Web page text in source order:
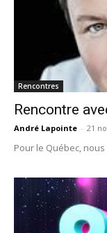
Rencontres
Rencontre
André Lapointe - 21
Pour le Québec,